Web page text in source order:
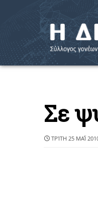
Σε
ΤΡΊΤΗ 25 ΜΑΪ́ 2010